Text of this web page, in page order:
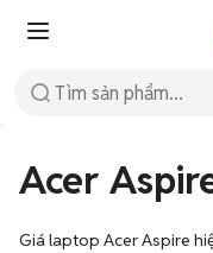
Acer
Giá laptop Acer Aspire